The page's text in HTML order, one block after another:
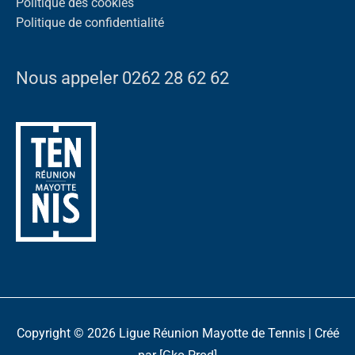
Politique des cookies
Politique de confidentialité
Nous appeler 0262 28 62 62
Copyright © 2026 Ligue Réunion Mayotte de Tennis| Créé